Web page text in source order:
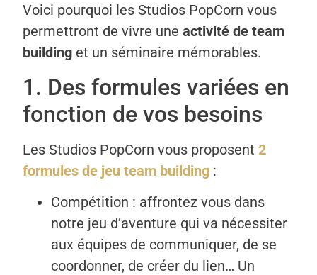
Voici pourquoi les Studios PopCorn vous
permettront de vivre uneactivité de team
building et un séminaire mémorables.
1. Des formules variées en
fonction de vos besoins
Les Studios PopCorn vous proposent2
formules de jeu team building :
Compétition : affrontez vous dans
notre jeu d’aventure qui va nécessiter
aux équipes de communiquer, de se
coordonner, de créer du lien… Un